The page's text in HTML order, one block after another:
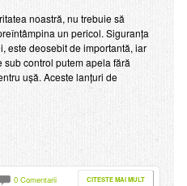
noastră, nu trebuie să
un pericol. Siguranța
este deosebit de importantă, iar
control putem apela fără
ușă. Aceste lanțuri de
0 Comentarii CITESTE MAI MULT